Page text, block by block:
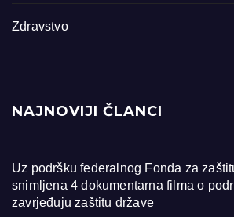
Zdravstvo
NAJNOVIJI ČLANCI
Uz podršku federalnog Fonda za
snimljena 4 dokumentarna filma o
zavrjeđuju zaštitu države